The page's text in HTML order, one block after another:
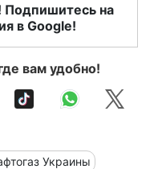
Подпишитесь на
в Google!
вам удобно!
Украины